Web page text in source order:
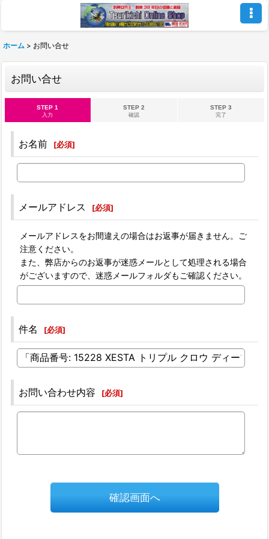
ホーム > お問い合せ
お問い合せ
STEP 1
入力
STEP 2
確認
STEP 3
完了
お名前 [必須]
メールアドレス [必須]
メールアドレスをお間違えの場合はお返事が届きません。ご
注意ください。
また、弊店からのお返事が迷惑メールとして処理される場合
がございますので、迷惑メールフォルダもご確認ください。
件名 [必須]
お問い合わせ内容 [必須]
確認画面へ